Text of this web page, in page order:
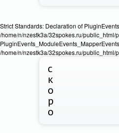
Strict Standards: Declaration of
/home/n/nzestk3a/32spokes.ru/
/home/n/nzestk3a/32spokes.ru/
с
к
о
р
о